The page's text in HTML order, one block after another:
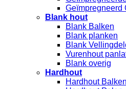
Geïmpregneerd
Blank hout
Blank Balken
Blank planken
Blank
Vurenhout
Blank overig
Hardhout
Hardhout Balken